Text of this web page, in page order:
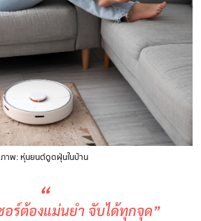
ภาพ: หุ่นยนต์ดูดฝุ่นในบ้าน
“
อร์ต้องแม่นยำ จับได้ทุกจุด”